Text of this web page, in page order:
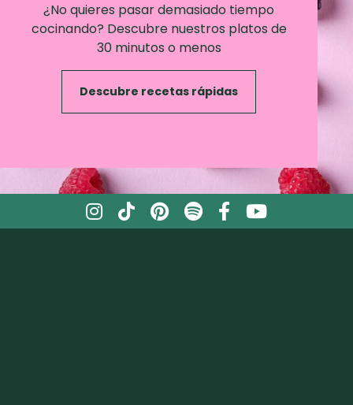
¿No quieres pasar demasiado tiempo
cocinando? Descubre nuestros platos de
30 minutos o menos
Descubre recetas rápidas